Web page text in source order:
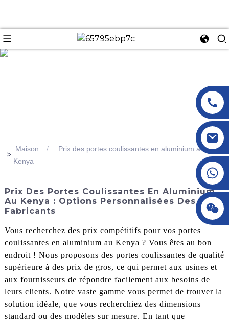
+86 18145770882
+86 18145770882
>>
Maison
Prix ​​des portes coulissantes en aluminium au
Kenya
Prix ​​des Portes Coulissantes En Aluminium
Au Kenya : Options Personnalisées Des
Fabricants
Vous recherchez des prix compétitifs pour vos portes
coulissantes en aluminium au Kenya ? Vous êtes au bon
endroit ! Nous proposons des portes coulissantes de qualité
supérieure à des prix de gros, ce qui permet aux usines et
aux fournisseurs de répondre facilement aux besoins de
leurs clients. Notre vaste gamme vous permet de trouver la
solution idéale, que vous recherchiez des dimensions
standard ou des modèles sur mesure. En tant que